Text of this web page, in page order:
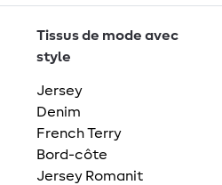
Tissus de mode avec
style
Jersey
Denim
French Terry
Bord-côte
Jersey Romanit